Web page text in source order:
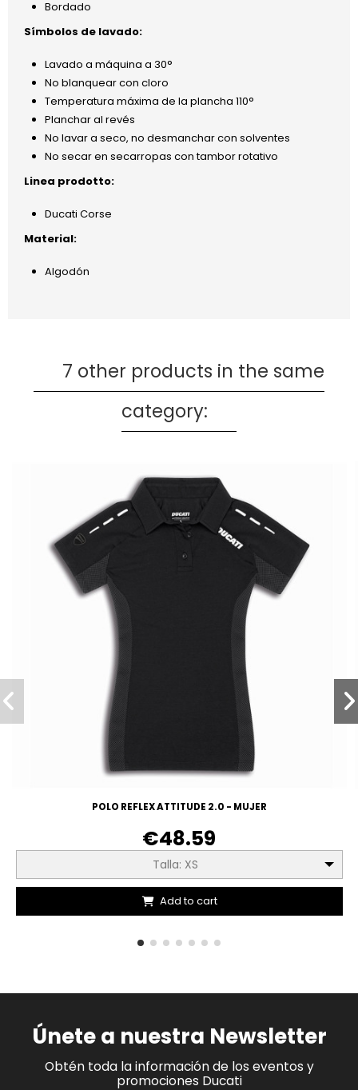
Bordado
Símbolos de lavado:
Lavado a máquina a 30°
No blanquear con cloro
Temperatura máxima de la plancha 110°
Planchar al revés
No lavar a seco, no desmanchar con solventes
No secar en secarropas con tambor rotativo
Linea prodotto:
Ducati Corse
Material:
Algodón
7 other products in the same
category:
POLO REFLEX ATTITUDE 2.0 - MUJER
€48.59
Talla: XS
Add to cart
Únete a nuestra Newsletter
Obtén toda la información de los eventos y
promociones Ducati